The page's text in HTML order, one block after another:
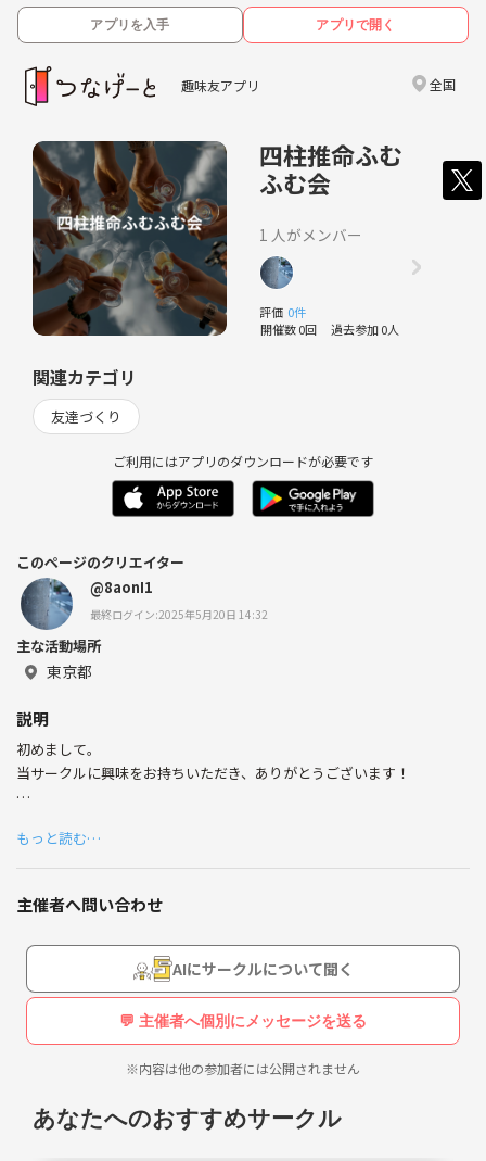
アプリを入手 アプリで開く
趣味友アプリ 全国
四柱推命ふむ
ふむ会
1 人がメンバー
評価 0件
開催数 0回 過去参加 0人
関連カテゴリ
友達づくり
ご利用にはアプリのダウンロードが必要です
このページのクリエイター
@8aonI1
最終ログイン:2025年5月20日 14:32
主な活動場所
東京都
説明
初めまして。
当サークルに興味をお持ちいただき、ありがとうございます！
交流することを目的としたサークルです。
プチ鑑定をしながら、カフェで気軽に自分の特徴を知ってみません
か？？
※四柱推命は、生年月日をもとに、個人の性格や運勢を分析する中国発
祥の占術です。
約2,000年前の中国で生まれ、時代とともに洗練され、運勢の流れや相
性診断、人間関係の傾向を詳細に分析できます。
◇参加にあたり注意点
━━━━━━━━━━━━━━━━━━
もっと読む…
主催者へ問い合わせ
AIにサークルについて聞く
💬 主催者へ個別にメッセージを送る
※内容は他の参加者には公開されません
あなたへのおすすめサークル